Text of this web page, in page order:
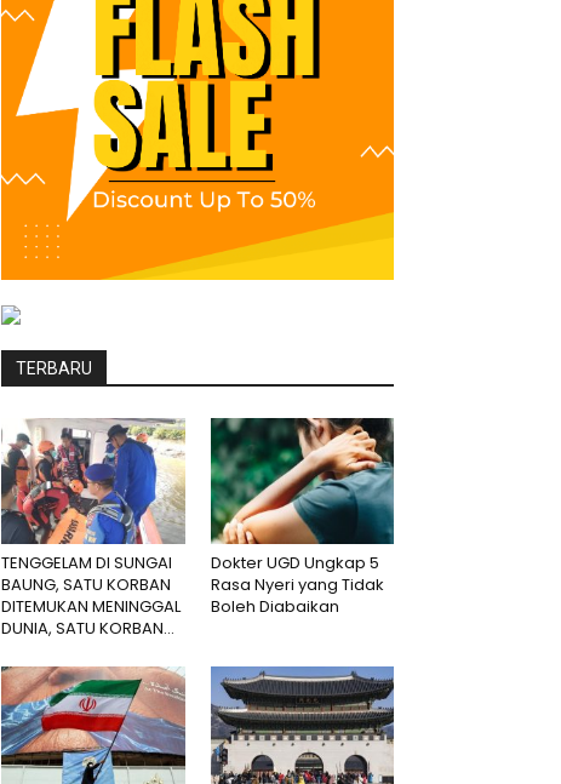
TERBARU
TENGGELAM DI SUNGAI
BAUNG, SATU KORBAN
DITEMUKAN MENINGGAL
DUNIA, SATU KORBAN...
Dokter UGD Ungkap 5
Rasa Nyeri yang Tidak
Boleh Diabaikan